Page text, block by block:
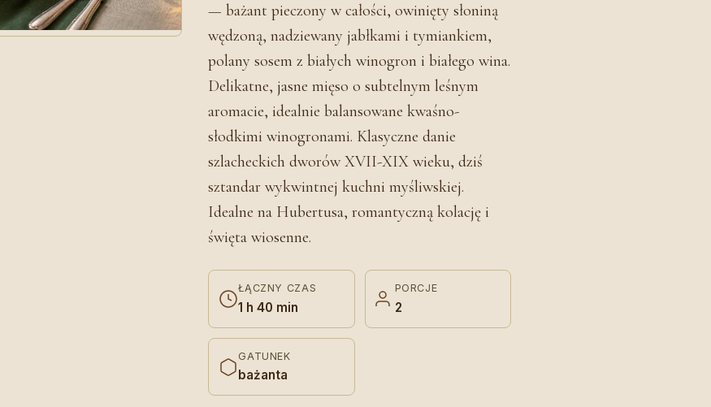
— bażant pieczony w całości, owinięty słoniną
wędzoną, nadziewany jabłkami i tymiankiem,
polany sosem z białych winogron i białego wina.
Delikatne, jasne mięso o subtelnym leśnym
aromacie, idealnie balansowane kwaśno-
słodkimi winogronami. Klasyczne danie
szlacheckich dworów XVII-XIX wieku, dziś
sztandar wykwintnej kuchni myśliwskiej.
Idealne na Hubertusa, romantyczną kolację i
święta wiosenne.
ŁĄCZNY CZAS
1 h 40 min
PORCJE
2
GATUNEK
bażanta